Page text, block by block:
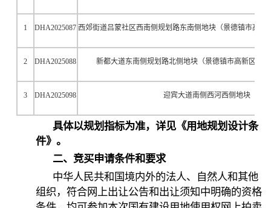
1 DHA2025087 西郊街道吕蒙社区西南侧规划路东南侧地块（景德镇市高新
2 DHA2025088 新都大道东南侧规划路北侧地块（景德镇市高新区东
3 DHA2025098 迎宾大道南侧西河西侧地块
具体以规划指标为准，详见《用地规划设计条
件》。
二、竞买申请条件和要求
中华人民共和国境内外的法人、自然人和其他
组织，符合网上出让公告和出让须知中明确的资格